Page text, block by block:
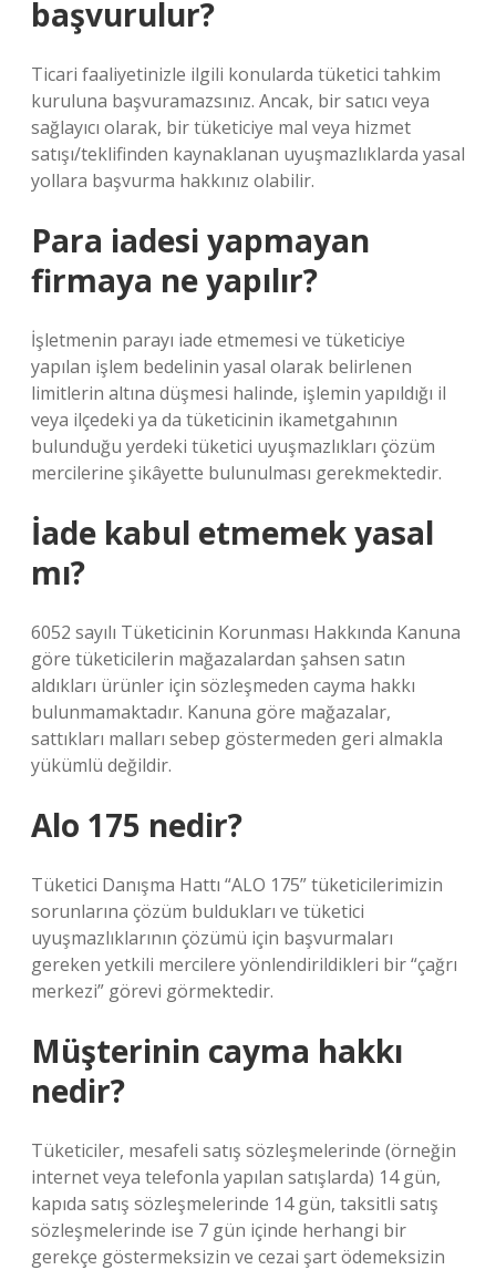
başvurulur?
Ticari faaliyetinizle ilgili konularda tüketici tahkim
kuruluna başvuramazsınız. Ancak, bir satıcı veya
sağlayıcı olarak, bir tüketiciye mal veya hizmet
satışı/teklifinden kaynaklanan uyuşmazlıklarda yasal
yollara başvurma hakkınız olabilir.
Para iadesi yapmayan
firmaya ne yapılır?
İşletmenin parayı iade etmemesi ve tüketiciye
yapılan işlem bedelinin yasal olarak belirlenen
limitlerin altına düşmesi halinde, işlemin yapıldığı il
veya ilçedeki ya da tüketicinin ikametgahının
bulunduğu yerdeki tüketici uyuşmazlıkları çözüm
mercilerine şikâyette bulunulması gerekmektedir.
İade kabul etmemek yasal
mı?
6052 sayılı Tüketicinin Korunması Hakkında Kanuna
göre tüketicilerin mağazalardan şahsen satın
aldıkları ürünler için sözleşmeden cayma hakkı
bulunmamaktadır. Kanuna göre mağazalar,
sattıkları malları sebep göstermeden geri almakla
yükümlü değildir.
Alo 175 nedir?
Tüketici Danışma Hattı “ALO 175” tüketicilerimizin
sorunlarına çözüm buldukları ve tüketici
uyuşmazlıklarının çözümü için başvurmaları
gereken yetkili mercilere yönlendirildikleri bir “çağrı
merkezi” görevi görmektedir.
Müşterinin cayma hakkı
nedir?
Tüketiciler, mesafeli satış sözleşmelerinde (örneğin
internet veya telefonla yapılan satışlarda) 14 gün,
kapıda satış sözleşmelerinde 14 gün, taksitli satış
sözleşmelerinde ise 7 gün içinde herhangi bir
gerekçe göstermeksizin ve cezai şart ödemeksizin